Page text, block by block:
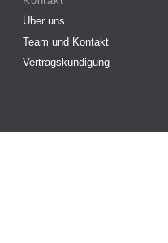
Über uns
Team und Kontakt
Vertragskündigung